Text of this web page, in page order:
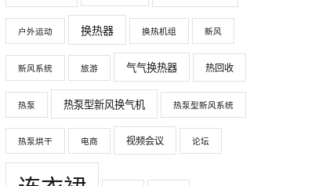
户外运动 换热器 换热机组 新风
新风系统 旅游 气气换热器 热回收
热泵 热泵型新风换气机 热泵型新风系统
热泵烘干 电商 视频会议 论坛